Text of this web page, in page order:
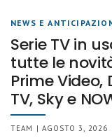
NEWS E
Serie TV in
tutte le
Prime Video,
TV, Sky e
TEAM | AGOSTO 3, 2026